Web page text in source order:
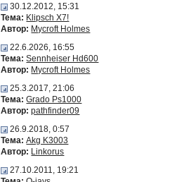
30.12.2012, 15:31
Тема: Klipsch X7!
Автор: Mycroft Holmes
22.6.2026, 16:55
Тема: Sennheiser Hd600
Автор: Mycroft Holmes
25.3.2017, 21:06
Тема: Grado Ps1000
Автор: pathfinder09
26.9.2018, 0:57
Тема: Akg K3003
Автор: Linkorus
27.10.2011, 19:21